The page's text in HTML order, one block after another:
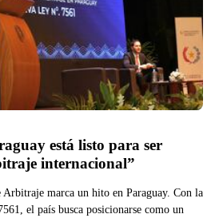
está listo para ser
internacional”
marca un hito en Paraguay. Con la
el país busca posicionarse como un